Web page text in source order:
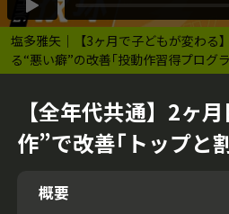
塩多雅矢｜【3ヶ月で子どもが変わる
る“悪い癖”の改善｢投動作習得プログ
【全年代共通】2ヶ
作”で改善｢トップ
概要